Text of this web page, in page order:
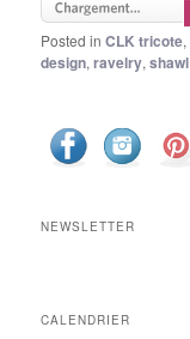
Posted in CLK tricote,
design,ravelry,shawl
NEWSLETTER
CALENDRIER